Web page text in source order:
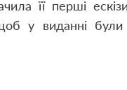
її перші
щоб у виданні